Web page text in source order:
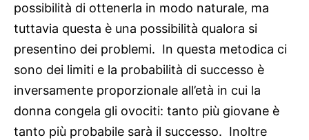
possibilità di ottenerla in modo naturale, ma
tuttavia questa è una possibilità qualora si
presentino dei problemi. In questa metodica ci
sono dei limiti e la probabilità di successo è
inversamente proporzionale all’età in cui la
donna congela gli ovociti: tanto più giovane è
tanto più probabile sarà il successo. Inoltre